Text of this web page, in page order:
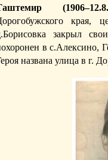
зак­рыл
в с.Алексино,
названа улица в г.